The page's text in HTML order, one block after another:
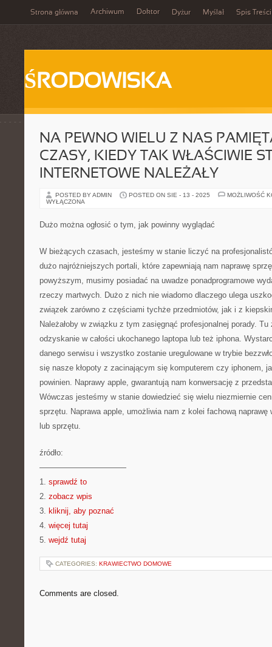
Strona główna Archiwum Doktor Dyżur Myślał Spis Treści
ŚRODOWISKA
NA PEWNO WIELU Z NAS
CZASY, KIEDY TAK WŁAŚCIWIE
INTERNETOWE NALEŻAŁY
POSTED BY ADMIN POSTED ON SIE - 13 - 2025
MOŻLIWOŚĆ
WYŁĄCZONA
Dużo można ogłosić o tym, jak powinny wyglądać
W bieżących czasach, jesteśmy w stanie liczyć na
dużo najróżniejszych portali, które zapewniają nam naprawę
powyższym, musimy posiadać na uwadze ponadprogramowe
rzeczy martwych. Dużo z nich nie wiadomo dlaczego ulega
związek zarówno z częściami tychże przedmiotów, jak i z
Należałoby w związku z tym zasięgnąć profesjonalnej porady.
odzyskanie w całości ukochanego laptopa lub też iphona.
danego serwisu i wszystko zostanie uregulowane w trybie
się nasze kłopoty z zacinającym się komputerem czy iphonem,
powinien. Naprawy apple, gwarantują nam konwersację z
Wówczas jesteśmy w stanie dowiedzieć się wielu niezmiernie
sprzętu. Naprawa apple, umożliwia nam z kolei fachową naprawę
lub sprzętu.
źródło:
———————————
1. sprawdź to
2. zobacz wpis
3. kliknij, aby poznać
4. więcej tutaj
5. wejdź tutaj
CATEGORIES: KRAWIECTWO DOMOWE
Comments are closed.